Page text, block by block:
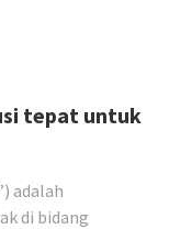
tepat untuk
adalah
di bidang